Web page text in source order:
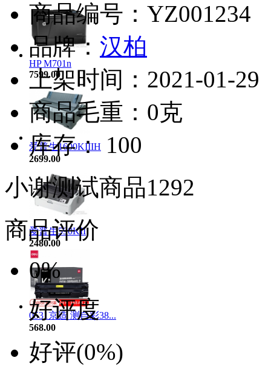
HP M701n
7599.00
爱普生1600KIIIH
2699.00
爱普生590KII
2480.00
0531京造 测自彩38...
568.00
商品编号：YZ001234
品牌： 汉柏
上架时间：2021-01-29
商品毛重：0克
库存： 100
小谢测试商品1292
商品评价
0%
好评度
好评(0%)